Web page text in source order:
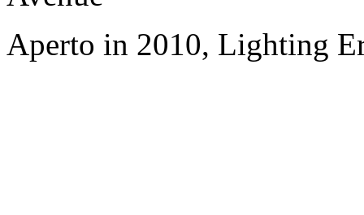
Aperto in 2010, Lighting